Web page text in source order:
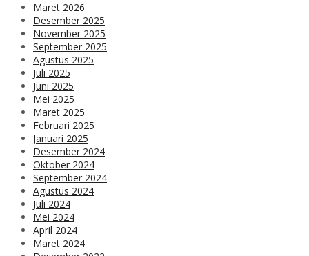
Maret 2026
Desember 2025
November 2025
September 2025
Agustus 2025
Juli 2025
Juni 2025
Mei 2025
Maret 2025
Februari 2025
Januari 2025
Desember 2024
Oktober 2024
September 2024
Agustus 2024
Juli 2024
Mei 2024
April 2024
Maret 2024